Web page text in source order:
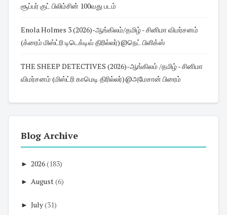
சூப்பர் குட் பிலிம்சின் 100வது படம்
Enola Holmes 3 (2026)-ஆங்கிலம்/தமிழ் - சினிமா விமர்சனம்
(க்ரைம் மிஸ்ட்ரி டிடெக்டிவ் திரில்லர்)@நெட் பிளிக்ஸ்
THE SHEEP DETECTIVES (2026)-ஆங்கிலம் /தமிழ் - சினிமா
விமர்சனம் (மிஸ்ட்ரி காமெடி திரில்லர்)@அமேசான் பிரைம்
Blog Archive
► 2026(183)
► August(6)
► July(31)